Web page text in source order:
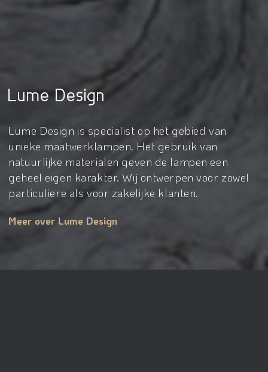
Lume Design
Lume Design is specialist op het gebied van
unieke maatwerklampen. Het gebruik van
natuurlijke materialen geven de lampen een
geheel eigen karakter. Wij ontwerpen voor zowel
particuliere als voor zakelijke klanten.
Meer over Lume Design